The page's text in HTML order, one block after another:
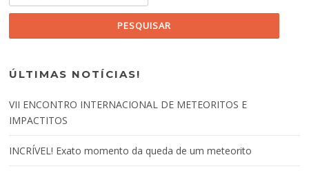
ÚLTIMAS NOTÍCIAS!
VII ENCONTRO INTERNACIONAL DE METEORITOS E
IMPACTITOS
INCRÍVEL! Exato momento da queda de um meteorito